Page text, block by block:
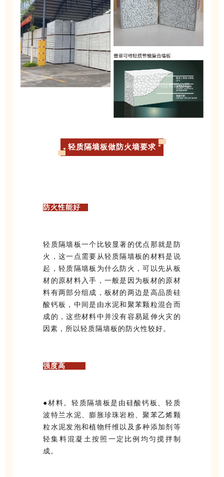
轻质隔墙板做防火墙要求
防火性能好
轻质隔墙板一个比较显著的优点那就是防
火，这一点需要从轻质隔墙板的材料是说
起，轻质隔墙板为什么防火，可以先从板
材的原材料入手，一般是因为板材的原材
料有两部分组成，板材的两边是高品质硅
酸钙板，中间是由水泥和聚苯颗粒混合而
成的，这些材料中并没有容易延伸火灾的
因素，所以轻质隔墙板的防火性较好。
强度高
●材料。轻质隔墙板是由硅酸钙板、轻质
波特兰水泥、膨胀珍珠岩粉、聚苯乙烯颗
粒水泥发泡和植物纤维以及多种添加剂等
轻集料混凝土按照一定比例均匀搅拌制
成。